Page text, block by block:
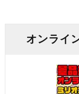
オンライ